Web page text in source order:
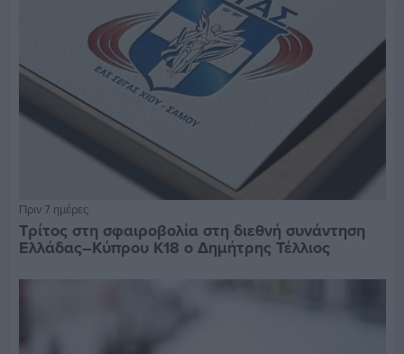
Πριν 7 ημέρες
Τρίτος στη σφαιροβολία στη διεθνή συνάντηση
Ελλάδας–Κύπρου Κ18 ο Δημήτρης Τέλλιος